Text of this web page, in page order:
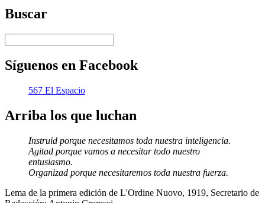
Buscar
Síguenos en Facebook
567 El Espacio
Arriba los que luchan
Instruid porque necesitamos toda nuestra inteligencia.
Agitad porque vamos a necesitar todo nuestro
entusiasmo.
Organizad porque necesitaremos toda nuestra fuerza.
Lema de la primera edición de L'Ordine Nuovo, 1919, Secretario de